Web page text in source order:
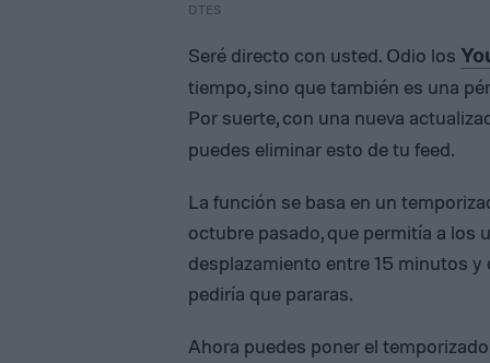
DTES
Seré directo con usted. Odio los
tiempo, sino que también es una
Por suerte, con una nueva
puedes eliminar esto de tu feed.
La función se basa en un
octubre pasado, que permitía a los
desplazamiento entre 15 minutos y
pediría que pararas.
Ahora puedes poner el